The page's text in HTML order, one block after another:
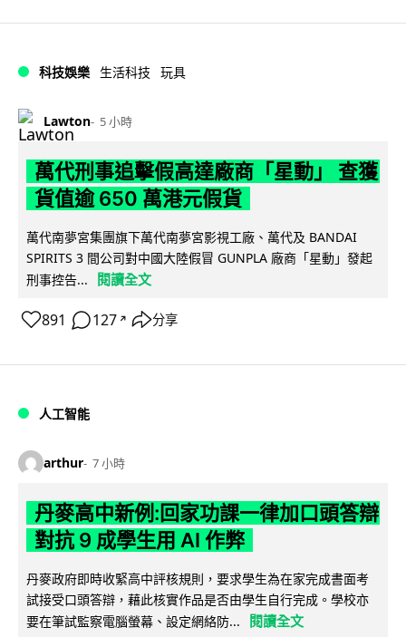
科技娛樂 生活科技 玩具
Lawton 5 小時
萬代刑事追擊假高達廠商「星動」 查獲
貨值逾 650 萬港元假貨
萬代南夢宮集團旗下萬代南夢宮影視工廠、萬代及 BANDAI
SPIRITS 3 間公司對中國大陸假冒 GUNPLA 廠商「星動」發起
刑事控告...
閱讀全文
891 127 ↗ 分享
人工智能
arthur 7 小時
丹麥高中新例:回家功課一律加口頭答辯
對抗 9 成學生用 AI 作弊
丹麥政府即時收緊高中評核規則，要求學生為在家完成書面考
試接受口頭答辯，藉此核實作品是否由學生自行完成。學校亦
要在筆試監察電腦螢幕、設定網絡防...
閱讀全文